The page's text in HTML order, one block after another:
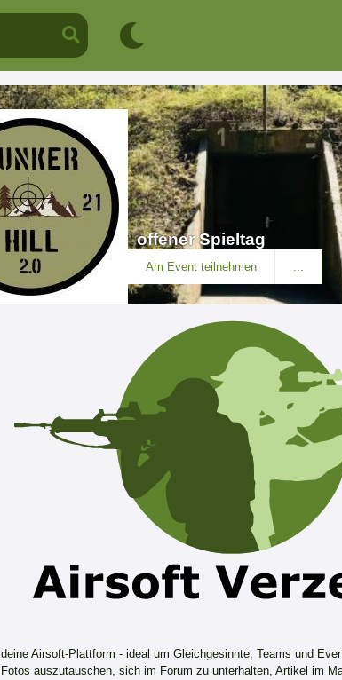
offener Spieltag
Am Event teilnehmen ...
deine Airsoft-Plattform - ideal um Gleichgesinnte, Teams und
Fotos auszutauschen, sich im Forum zu unterhalten, Artikel im